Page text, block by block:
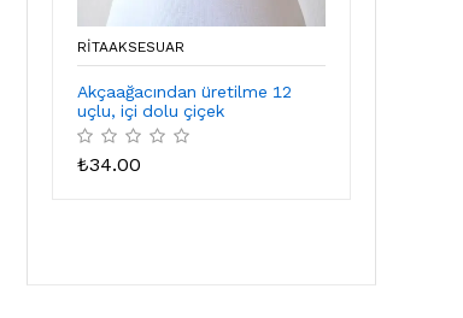
RITAAKSESUAR
Akçaağacından üretilme 12
uçlu, içi dolu çiçek
₺34.00